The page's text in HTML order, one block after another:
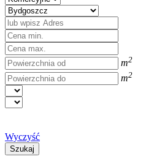
m2
m2
Wyczyść
Szukaj